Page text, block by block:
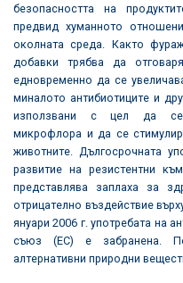
безопасността на
предвид хуманното
околната среда. Както
добавки трябва да
едновременно да се
миналото антибиотиците и
използвани с цел да се
микрофлора и да се
животните. Дългосрочната
развитие на резистентни
представлява заплаха за
отрицателно въздействие
януари 2006 г. употребата на
съюз (ЕС) е забранена.
алтернативни природни